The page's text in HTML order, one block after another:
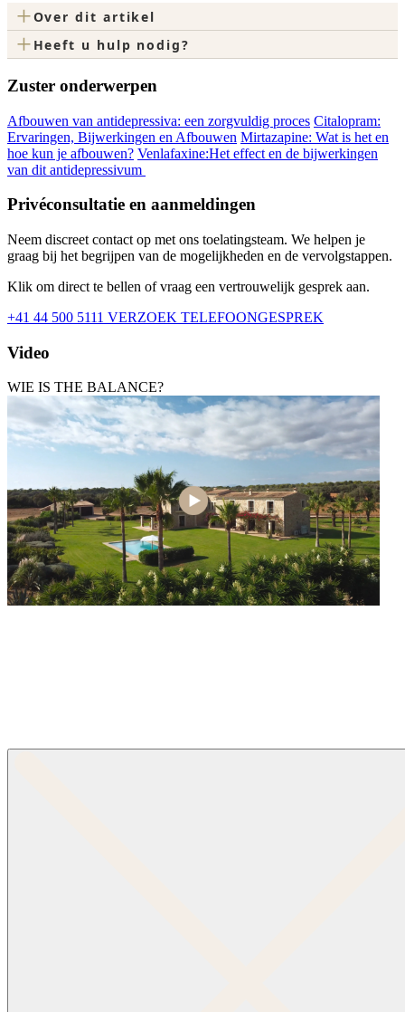
+Over dit artikel
+ Heeft u hulp nodig?
Zuster onderwerpen
Afbouwen van antidepressiva: een zorgvuldig proces Citalopram:
Ervaringen, Bijwerkingen en Afbouwen Mirtazapine: Wat is het en
hoe kun je afbouwen? Venlafaxine:Het effect en de bijwerkingen
van dit antidepressivum
Privéconsultatie en aanmeldingen
Neem discreet contact op met ons toelatingsteam. We helpen je
graag bij het begrijpen van de mogelijkheden en de vervolgstappen.
Klik om direct te bellen of vraag een vertrouwelijk gesprek aan.
+41 44 500 5111 VERZOEK TELEFOONGESPREK
Video
WIE IS THE BALANCE?